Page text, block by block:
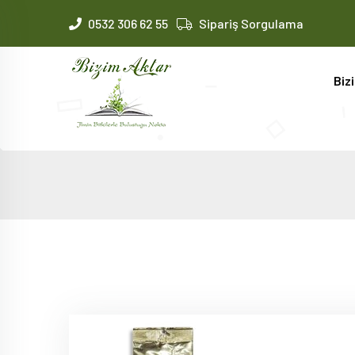
0532 306 62 55 Sipariş Sorgulama